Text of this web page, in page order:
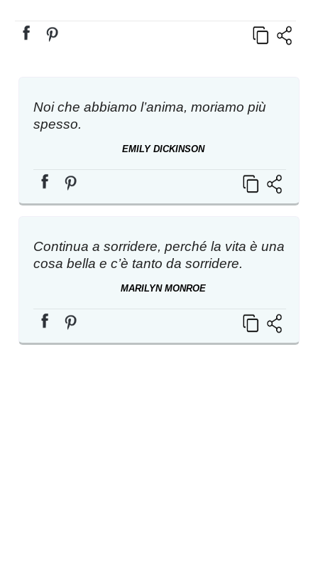
Noi che abbiamo l’anima, moriamo più
spesso.
EMILY DICKINSON
Continua a sorridere, perché la vita è una
cosa bella e c’è tanto da sorridere.
MARILYN MONROE